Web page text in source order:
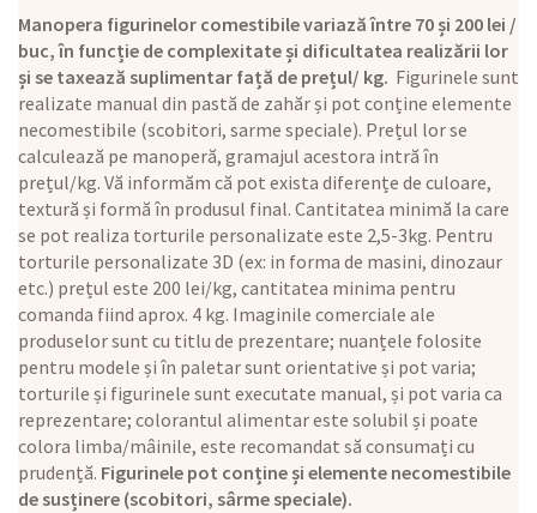
Manopera figurinelor comestibile variază între 70 și 200 lei /
buc, în funcție de complexitate și dificultatea realizării lor
și se taxează suplimentar față de prețul/ kg. Figurinele sunt
realizate manual din pastă de zahăr și pot conține elemente
necomestibile (scobitori, sarme speciale). Prețul lor se
calculează pe manoperă, gramajul acestora intră în
prețul/kg. Vă informăm că pot exista diferențe de culoare,
textură și formă în produsul final. Cantitatea minimă la care
se pot realiza torturile personalizate este 2,5-3kg. Pentru
torturile personalizate 3D (ex: in forma de masini, dinozaur
etc.) prețul este 200 lei/kg, cantitatea minima pentru
comanda fiind aprox. 4 kg. Imaginile comerciale ale
produselor sunt cu titlu de prezentare; nuanțele folosite
pentru modele și în paletar sunt orientative și pot varia;
torturile și figurinele sunt executate manual, și pot varia ca
reprezentare; colorantul alimentar este solubil și poate
colora limba/mâinile, este recomandat să consumați cu
prudență. Figurinele pot conține și elemente necomestibile
de susținere (scobitori, sârme speciale).